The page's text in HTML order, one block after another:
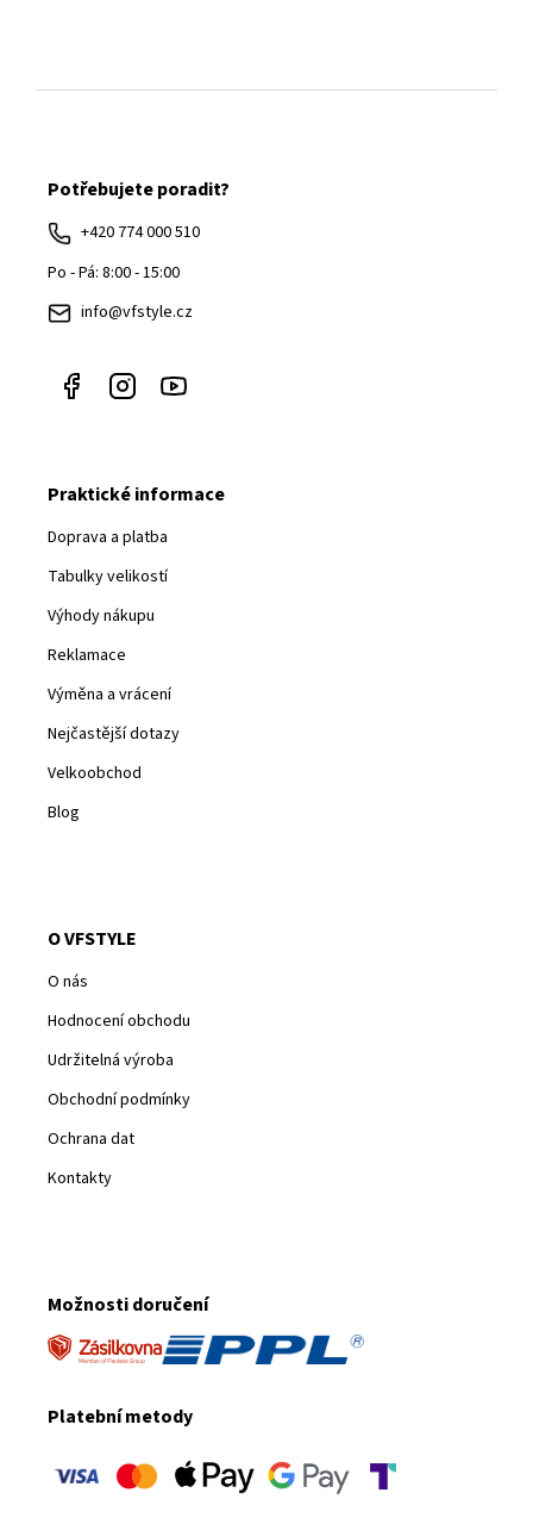
Potřebujete poradit?
+420 774 000 510
Po - Pá: 8:00 - 15:00
info@vfstyle.cz
Praktické informace
Doprava a platba
Tabulky velikostí
Výhody nákupu
Reklamace
Výměna a vrácení
Nejčastější dotazy
Velkoobchod
Blog
O VFSTYLE
O nás
Hodnocení obchodu
Udržitelná výroba
Obchodní podmínky
Ochrana dat
Kontakty
Možnosti doručení
Platební metody